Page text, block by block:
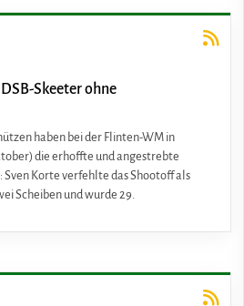
Skeeter ohne
haben bei der Flinten-WM in
die erhoffte und angestrebte
Korte verfehlte das Shootoff als
Scheiben und wurde 29.